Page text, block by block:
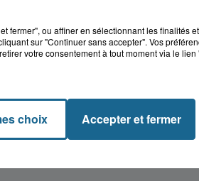
fermer", ou affiner en sélectionnant les finalités
sur "Continuer sans accepter". Vos
votre consentement à tout moment via le
choix Accepter et fermer